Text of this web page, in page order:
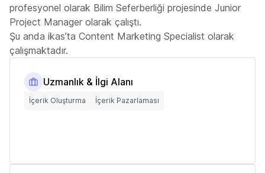
profesyonel olarak Bilim Seferberliği projesinde Junior
Project Manager olarak çalıştı.
Şu anda ikas’ta Content Marketing Specialist olarak
çalışmaktadır.
Uzmanlık & İlgi Alanı
İçerik Oluşturma İçerik Pazarlaması